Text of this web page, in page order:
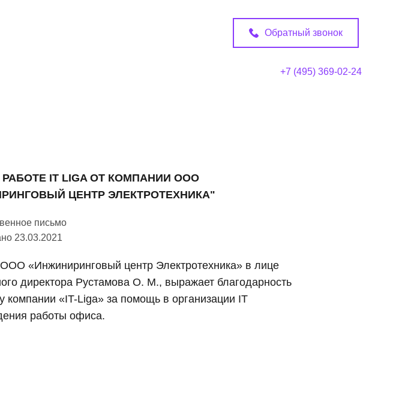
+7 (495) 369-02-24
Обратный звонок
IT LIGA ОТ КОМПАНИИ ООО
ЦЕНТР ЭЛЕКТРОТЕХНИКА"
письмо
23.03.2021
«Инжиниринговый центр Электротехника» в лице
директора Рустамова О. М., выражает благодарность
компании «IT-Liga» за помощь в организации IT
работы офиса.